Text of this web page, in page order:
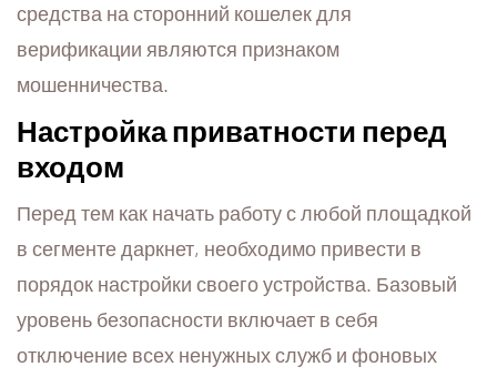
средства на сторонний кошелек для
верификации являются признаком
мошенничества.
Настройка приватности перед
входом
Перед тем как начать работу с любой площадкой
в сегменте даркнет, необходимо привести в
порядок настройки своего устройства. Базовый
уровень безопасности включает в себя
отключение всех ненужных служб и фоновых